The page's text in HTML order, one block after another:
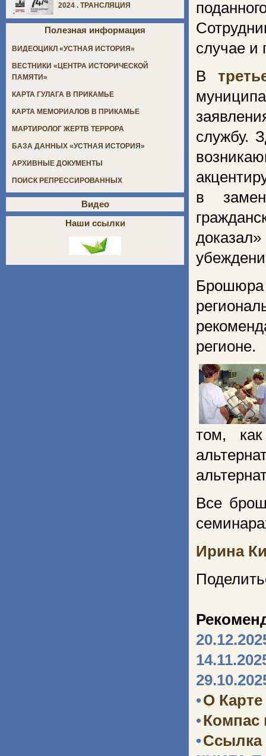
случае и
В
службу.
в
регионе.
том,
Все
Ирина
•О
•Компас
•Ссылка
2024 . ТРАНСЛЯЦИЯ
Полезная информация
ВИДЕОЦИКЛ «УСТНАЯ ИСТОРИЯ»
ВЕСТНИКИ «ЦЕНТРА ИСТОРИЧЕСКОЙ
ПАМЯТИ»
КАРТА ГУЛАГА В ПРИКАМЬЕ
КАРТА МЕМОРИАЛОВ В ПРИКАМЬЕ
МАРТИРОЛОГ ЖЕРТВ ТЕРРОРА
БАЗА ДАННЫХ «УСТНАЯ ИСТОРИЯ»
АРХИВНЫЕ ДОКУМЕНТЫ
ПОИСК РЕПРЕССИРОВАННЫХ
Видео
Наши ссылки